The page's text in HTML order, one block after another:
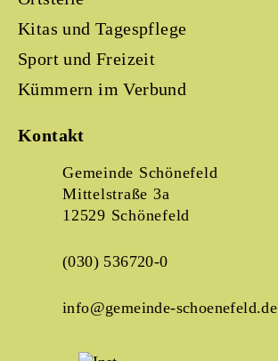
Kitas und Tagespflege
Sport und Freizeit
Kümmern im Verbund
Kontakt
Gemeinde Schönefeld
Mittelstraße 3a
12529 Schönefeld
(030) 536720-0
info@gemeinde-schoenefeld.de